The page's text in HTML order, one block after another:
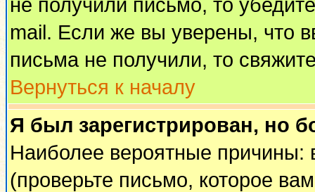
не получили письмо, то
mail. Если же вы уверены, что
письма не получили, то
Вернуться к началу
Я был зарегистрирован, но
Наиболее вероятные причины:
(проверьте письмо, которое